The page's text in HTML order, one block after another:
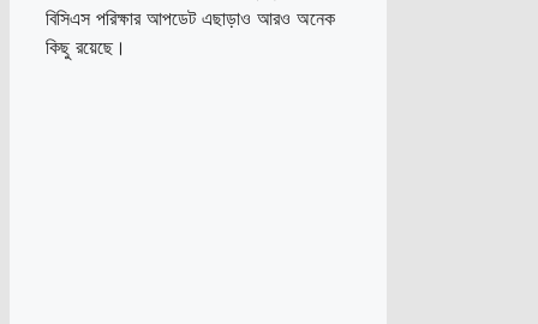
বিসিএস পরিক্ষার আপডেট এছাড়াও আরও অনেক
কিছু রয়েছে।